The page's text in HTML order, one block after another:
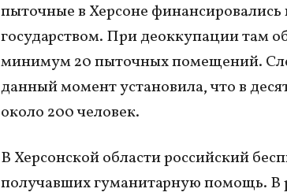
пыточные в Херсоне
государством. При деоккупации там
минимум 20 пыточных помещений.
данный момент установила, что в
около 200 человек.
В Херсонской области российский
получавших гуманитарную помощь. В